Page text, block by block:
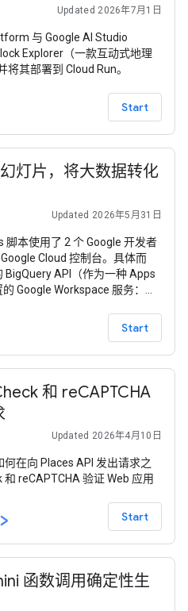
Updated 2026年7月1日
与 Google AI Studio
Explorer（一款互动式地理
其部署到 Cloud Run。
Start
灯片，将大数据转化
Updated 2026年5月31日
脚本使用了 2 个 Google 开发者
Cloud 控制台。具体而
BigQuery API（作为一种 Apps
Google Workspace 服务：
代码中自动完成从大数据分析
Start
和 reCAPTCHA
Updated 2026年4月10日
在向 Places API 发出请求之
reCAPTCHA 验证 Web 应用
Start
函数调用确定性生